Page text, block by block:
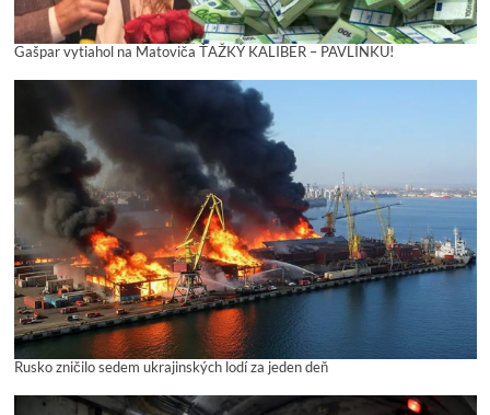
Gašpar vytiahol na Matoviča ŤAŽKÝ KALIBER – PAVLÍNKU!
Rusko zničilo sedem ukrajinských lodí za jeden deň